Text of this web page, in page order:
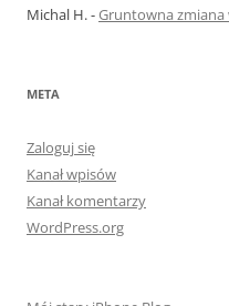
Michal H.-Gruntowna zmiana
META
Zaloguj się
Kanał wpisów
Kanał komentarzy
WordPress.org